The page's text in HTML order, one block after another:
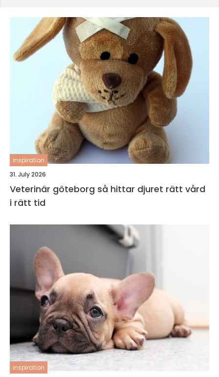
inspiration
31. July 2026
Veterinär göteborg så hittar djuret rätt vård
i rätt tid
inspiration